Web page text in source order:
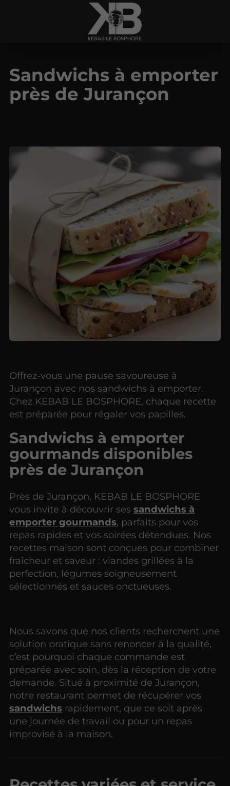
Sandwichs à emporter
près de Jurançon
Offrez-vous une pause savoureuse à
Jurançon avec nos sandwichs à emporter.
Chez KEBAB LE BOSPHORE, chaque recette
est préparée pour régaler vos papilles.
Sandwichs à emporter
gourmands disponibles
près de Jurançon
Près de Jurançon, KEBAB LE BOSPHORE
vous invite à découvrir sessandwichs à
emporter gourmands, parfaits pour vos
repas rapides et vos soirées détendues. Nos
recettes maison sont conçues pour combiner
fraîcheur et saveur : viandes grillées à la
perfection, légumes soigneusement
sélectionnés et sauces onctueuses.
Nous savons que nos clients recherchent une
solution pratique sans renoncer à la qualité,
c’est pourquoi chaque commande est
préparée avec soin, dès la réception de votre
demande. Situé à proximité de Jurançon,
notre restaurant permet de récupérer vos
sandwichs rapidement, que ce soit après
une journée de travail ou pour un repas
improvisé à la maison.